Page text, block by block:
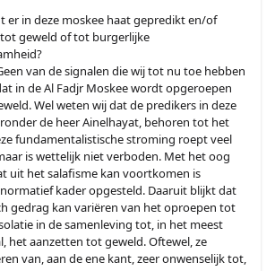
er in deze moskee haat gepredikt en/of
geweld of tot burgerlijke
van de signalen die wij tot nu toe hebben
in de Al Fadjr Moskee wordt opgeroepen
Wel weten wij dat de predikers in deze
de heer Ainelhayat, behoren tot het
fundamentalistische stroming roept veel
is wettelijk niet verboden. Met het oog
uit het salafisme kan voortkomen is
kader opgesteld. Daaruit blijkt dat
gedrag kan variëren van het oproepen tot
in de samenleving tot, in het meest
het aanzetten tot geweld. Oftewel, ze
van, aan de ene kant, zeer onwenselijk tot,